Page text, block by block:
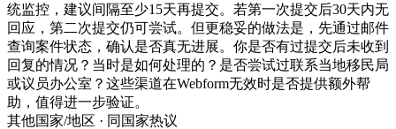
统监控，建议间隔至少15天再提交。若第一次提交后30天内无
回应，第二次提交仍可尝试。但更稳妥的做法是，先通过邮件
查询案件状态，确认是否真无进展。你是否有过提交后未收到
回复的情况？当时是如何处理的？是否尝试过联系当地移民局
或议员办公室？这些渠道在Webform无效时是否提供额外帮
助，值得进一步验证。
其他国家/地区 · 同国家热议